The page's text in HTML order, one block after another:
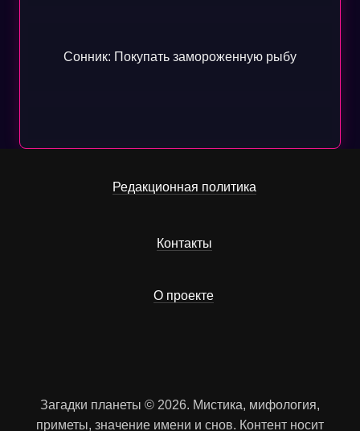
Сонник: Покупать замороженную рыбу
Редакционная политика
Контакты
О проекте
Загадки планеты © 2026. Мистика, мифология,
приметы, значение имени и снов. Контент носит